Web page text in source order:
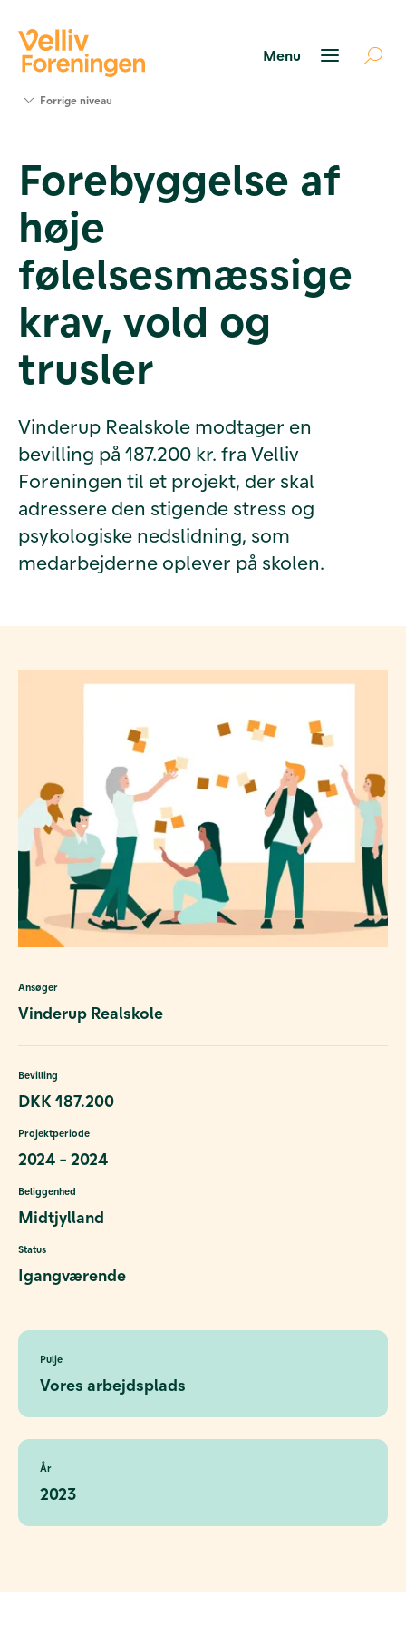
Værktøjer
og viden
Om Velliv
Foreningen
Kontakt
os
Forrige niveau
Forebyggelse af
høje
følelsesmæssige
krav, vold og
trusler
Vinderup Realskole modtager en
bevilling på 187.200 kr. fra Velliv
Foreningen til et projekt, der skal
adressere den stigende stress og
psykologiske nedslidning, som
medarbejderne oplever på skolen.
Ansøger
Vinderup Realskole
Bevilling
DKK 187.200
Projektperiode
2024 - 2024
Beliggenhed
Midtjylland
Status
Igangværende
Pulje
Vores arbejdsplads
År
2023